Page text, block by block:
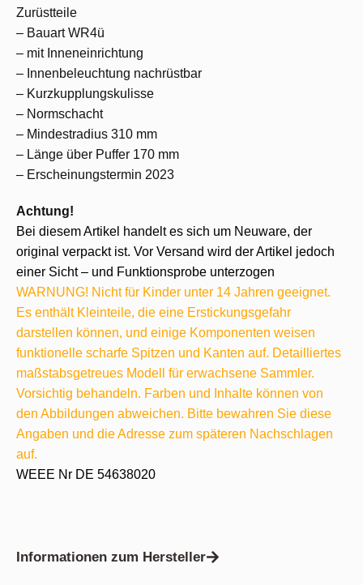
Zurüstteile
– Bauart WR4ü
– mit Inneneinrichtung
– Innenbeleuchtung nachrüstbar
– Kurzkupplungskulisse
– Normschacht
– Mindestradius 310 mm
– Länge über Puffer 170 mm
– Erscheinungstermin 2023
Achtung!
Bei diesem Artikel handelt es sich um Neuware, der
original verpackt ist. Vor Versand wird der Artikel jedoch
einer Sicht – und Funktionsprobe unterzogen
WARNUNG! Nicht für Kinder unter 14 Jahren geeignet.
Es enthält Kleinteile, die eine Erstickungsgefahr
darstellen können, und einige Komponenten weisen
funktionelle scharfe Spitzen und Kanten auf. Detailliertes
maßstabsgetreues Modell für erwachsene Sammler.
Vorsichtig behandeln. Farben und Inhalte können von
den Abbildungen abweichen. Bitte bewahren Sie diese
Angaben und die Adresse zum späteren Nachschlagen
auf.
WEEE Nr DE 54638020
Informationen zum Hersteller